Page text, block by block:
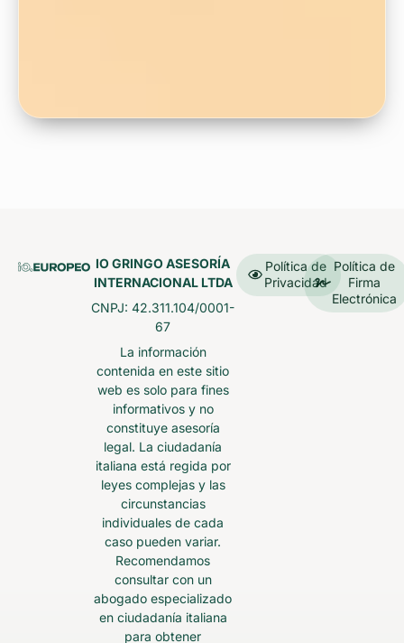
IO GRINGO ASESORÍA
INTERNACIONAL LTDA
CNPJ: 42.311.104/0001-
67
La información
contenida en este sitio
web es solo para fines
informativos y no
constituye asesoría
legal. La ciudadanía
italiana está regida por
leyes complejas y las
circunstancias
individuales de cada
caso pueden variar.
Recomendamos
consultar con un
abogado especializado
en ciudadanía italiana
para obtener
Política de
Privacidad
Política de
Firma
Electrónica